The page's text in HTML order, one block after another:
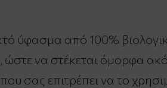
ύφασμα από 100%
ώστε να στέκεται όμορφα
σας επιτρέπει να το